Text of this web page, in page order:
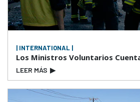
| INTERNATIONAL |
Los Ministros Voluntarios
LEER MÁS ▶